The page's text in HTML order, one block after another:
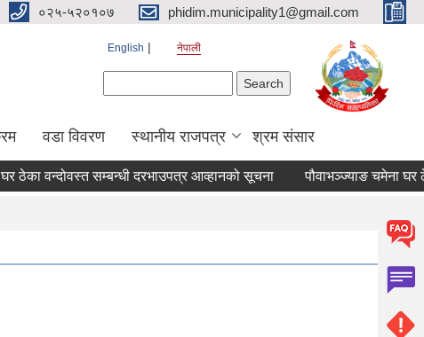
०२५-५२०१०७ phidim.municipality1@gmail.com
English नेपाली
वडा विवरण स्थानीय राजपत्र श्रम संसार
ठेका वन्दोवस्त सम्बन्धी दरभाउपत्र आव्हानको सूचना पौवाभञ्ज्याङ चमेना घर